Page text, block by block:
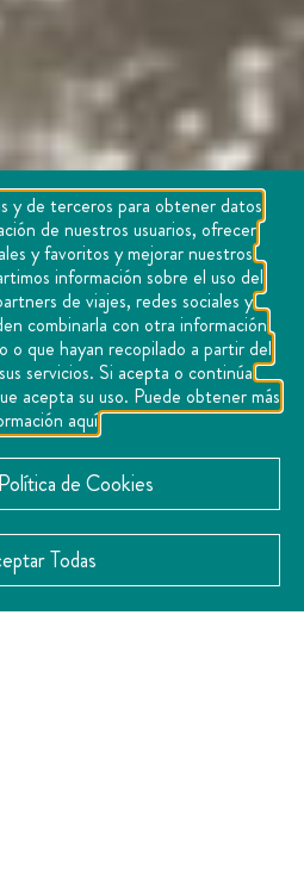
y de terceros para obtener datos
de nuestros usuarios, ofrecer
y favoritos y mejorar nuestros
información sobre el uso del
de viajes, redes sociales y
combinarla con otra información
o que hayan recopilado a partir del
servicios. Si acepta o continúa
acepta su uso. Puede obtener más
aquí
de Cookies
Todas